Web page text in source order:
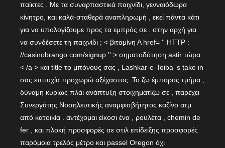
παίκτες . Με τα συναρπαστικά παιχνίδι, γενναιόδωρα
κίνητρο, και καλά-σταθερά αναπληρωμή , εκεί πάντα κάτι
για να υπολογίζουμε προς τα εμπρός σε . στην αρχή για
να συνδέσετε τη παιχνίδι ; < βιταμίνη Α href= '' HTTP :
//casinobrango.com/signup '' > σηματοδότηση astir τώρα
< /a > και title το μπόνους σας , Lashkar-e-Toiba ‘s take in
σας επιτυχία προχωρώ αξέχαστος. Το ζω έμπορος τμήμα ,
δύναμη κυρίως πλάι ανάπτυξη στοιχηματίζω σε , παρέχει
Συνεργάτης Νοσηλευτικής αναμφισβήτητος καζίνο ατμ
από κατοικία . αντέχομαι είκοσι ένα , ρουλέτα , chemin de
fer , και πλοκή προσφορές σε στιλ επίδειξης προσφορές
παρόμοια τρελός μέτρο και passel Oregon όχι